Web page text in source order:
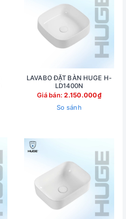
LAVABO ĐẶT BÀN HUGE H-
LD1400N
Giá bán:2.150.000₫
So sánh